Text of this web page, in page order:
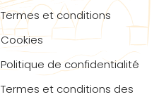
Termes et conditions
Cookies
Politique de confidentialité
Termes et conditions des